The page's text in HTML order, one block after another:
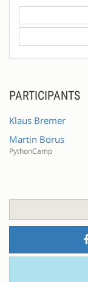
PARTICIPANTS
Klaus Bremer
Martin Borus
PythonCamp